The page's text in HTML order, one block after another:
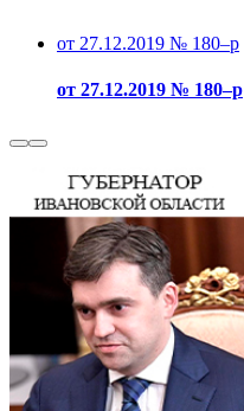
от 27.12.2019 № 180–р
от 27.12.2019 № 180–р